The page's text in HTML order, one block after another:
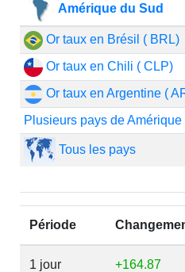
Amérique du Sud
Or taux en Brésil ( BRL)
Or taux en Chili ( CLP)
Or taux en Argentine (
Plusieurs pays de Amérique
Tous les pays
Période
1 jour +164.87